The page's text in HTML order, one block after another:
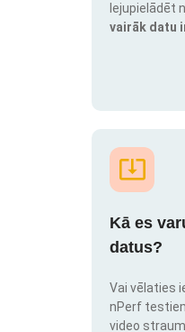
lejupielādēt
vairāk datu
Kā es
datus?
Vai vēlaties
nPerf
video